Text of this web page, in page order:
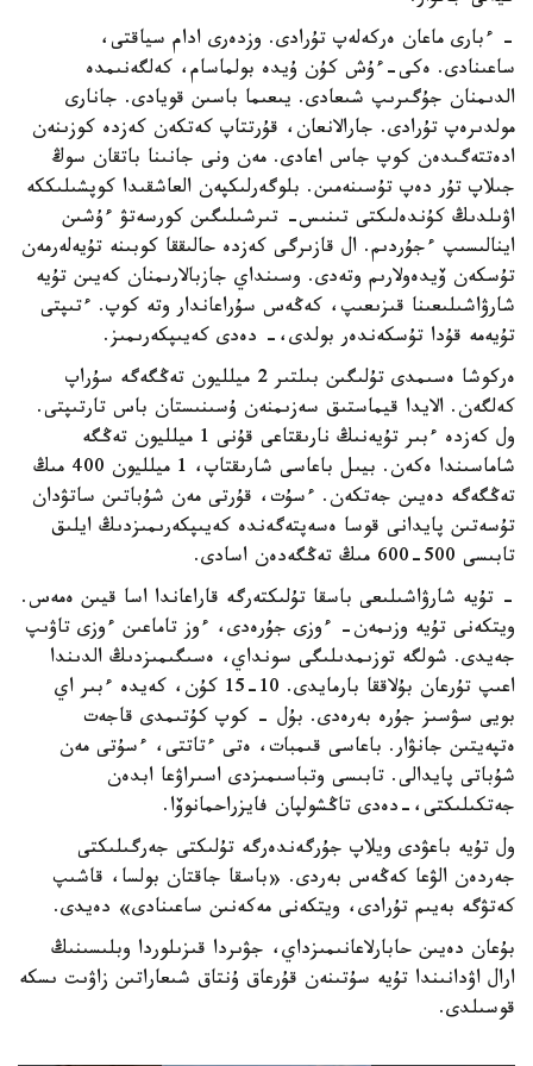
- ءبارى ماعان ەركەلەپ تۇرادى. وزدەرى ادام سياقتى،
ساعىنادى. ەكى-ءۇش كۇن ۇيدە بولماسام، كەلگەنىمدە
الدىمنان جۇگىرىپ شىعادى. يىعىما باسىن قويادى. جانارى
مولدىرەپ تۇرادى. جارالانعان، قۇرتتاپ كەتكەن كەزدە كوزىنەن
ادەتتەگىدەن كوپ جاس اعادى. مەن ونى جانىنا باتقان سوڭ
جىلاپ تۇر دەپ تۇسىنەمىن. بلوگەرلىكپەن العاشقىدا كوپشىلىككە
اۋىلدىڭ كۇندەلىكتى تىنىس- تىرشىلىگىن كورسەتۋ ءۇشىن
اينالىسىپ ءجۇردىم. ال قازىرگى كەزدە حالىققا كوبىنە تۇيەلەرمەن
تۇسكەن ۆيدەولارىم وتەدى. وسىنداي جازبالارىمنان كەيىن تۇيە
شارۋاشىلىعىنا قىزىعىپ، كەڭەس سۇراعاندار وتە كوپ. ءتىپتى
تۇيەمە قۇدا تۇسكەندەر بولدى،- دەدى كەيىپكەرىمىز.
ەركوشا ەسىمدى تۇلىگىن بىلتىر 2 ميلليون تەڭگەگە سۇراپ
كەلگەن. الايدا قيماستىق سەزىمنەن ۇسىنىستان باس تارتىپتى.
ول كەزدە ءبىر تۇيەنىڭ نارىقتاعى قۇنى 1 ميلليون تەڭگە
شاماسىندا ەكەن. بيىل باعاسى شارىقتاپ، 1 ميلليون 400 مىڭ
تەڭگەگە دەيىن جەتكەن. ءسۇت، قۇرتى مەن شۇباتىن ساتۋدان
تۇسەتىن پايدانى قوسا ەسەپتەگەندە كەيىپكەرىمىزدىڭ ايلىق
تابىسى 500-600 مىڭ تەڭگەدەن اسادى.
- تۇيە شارۋاشىلىعى باسقا تۇلىكتەرگە قاراعاندا اسا قيىن ەمەس.
ويتكەنى تۇيە وزىمەن- ءوزى جۇرەدى، ءوز تاماعىن ءوزى تاۋىپ
جەيدى. شولگە توزىمدىلىگى سونداي، ەسىگىمىزدىڭ الدىندا
اعىپ تۇرعان بۇلاققا بارمايدى. 10-15 كۇن، كەيدە ءبىر اي
بويى سۋسىز جۇرە بەرەدى. بۇل - كوپ كۇتىمدى قاجەت
ەتپەيتىن جانۋار. باعاسى قىمبات، ەتى ءتاتتى، ءسۇتى مەن
شۇباتى پايدالى. تابىسى وتباسىمىزدى اسىراۋعا ابدەن
جەتكىلىكتى،-دەدى تاڭشولپان فايزراحمانوۆا.
ول تۇيە باعۋدى ويلاپ جۇرگەندەرگە تۇلىكتى جەرگىلىكتى
جەردەن الۋعا كەڭەس بەردى. «باسقا جاقتان بولسا، قاشىپ
كەتۋگە بەيىم تۇرادى، ويتكەنى مەكەنىن ساعىنادى» دەيدى.
بۇعان دەيىن حابارلاعانىمىزداي، جۋىردا قىزىلوردا وبلىسىنىڭ
ارال اۋدانىندا تۇيە سۇتىنەن قۇرعاق ۇنتاق شىعاراتىن زاۋىت ىسكە
قوسىلدى.